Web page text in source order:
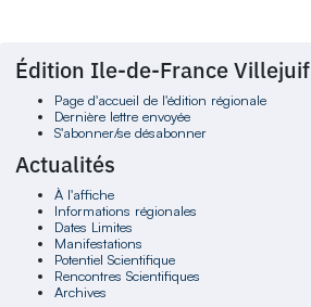
Édition Ile-de-France Villejuif
Page d'accueil de l'édition régionale
Dernière lettre envoyée
S'abonner/se désabonner
Actualités
À l'affiche
Informations régionales
Dates Limites
Manifestations
Potentiel Scientifique
Rencontres Scientifiques
Archives